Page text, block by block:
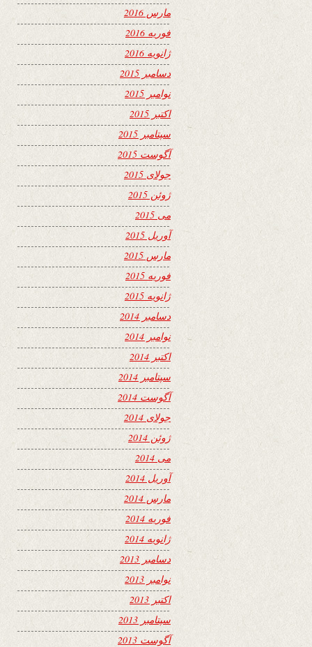
مارس 2016
فوریه 2016
ژانویه 2016
دسامبر 2015
نوامبر 2015
اکتبر 2015
سپتامبر 2015
آگوست 2015
جولای 2015
ژوئن 2015
می 2015
آوریل 2015
مارس 2015
فوریه 2015
ژانویه 2015
دسامبر 2014
نوامبر 2014
اکتبر 2014
سپتامبر 2014
آگوست 2014
جولای 2014
ژوئن 2014
می 2014
آوریل 2014
مارس 2014
فوریه 2014
ژانویه 2014
دسامبر 2013
نوامبر 2013
اکتبر 2013
سپتامبر 2013
آگوست 2013